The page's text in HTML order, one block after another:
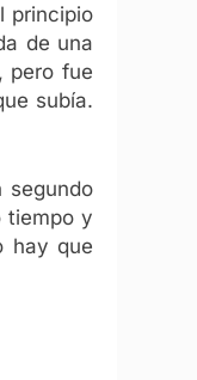
principio
de una
pero fue
subía.
segundo
tiempo y
hay que